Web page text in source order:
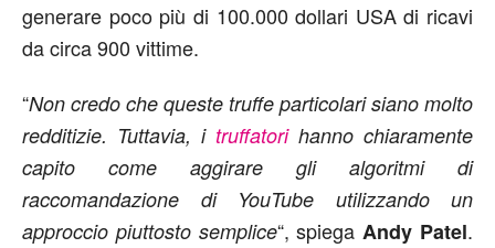
generare poco più di 100.000 dollari USA di ricavi
da circa 900 vittime.
“Non credo che queste truffe particolari siano molto
redditizie. Tuttavia, i truffatorihanno chiaramente
capito come aggirare gli algoritmi di
raccomandazione di YouTube utilizzando un
approccio piuttosto semplice“, spiega Andy Patel.